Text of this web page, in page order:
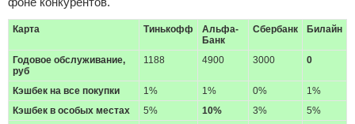
Карта Тинькофф
Альфа-
Банк
Сбербанк Билайн
Годовое обслуживание,
руб
1188 4900 3000 0
Кэшбек на все покупки 1% 1% 0%
1%
Кэшбек в особых местах
5% 10% 3%
5%